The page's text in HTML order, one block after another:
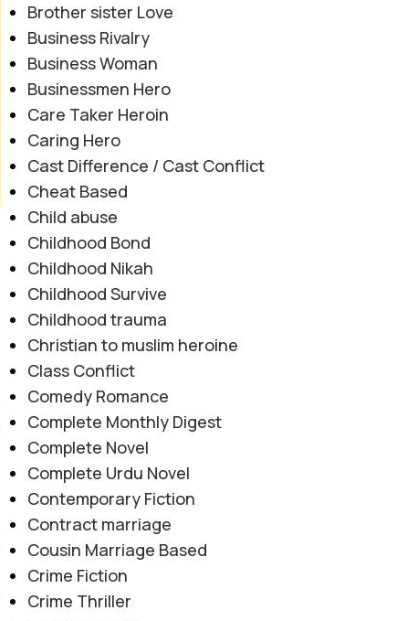
06
AUG
Brother sister Love
Business Rivalry
Business Woman
Businessmen Hero
Care Taker Heroin
Caring Hero
Cast Difference / Cast Conflict
Cheat Based
Child abuse
Childhood Bond
Childhood Nikah
Childhood Survive
Childhood trauma
Christian to muslim heroine
Class Conflict
Comedy Romance
Complete Monthly Digest
Complete Novel
Complete Urdu Novel
Contemporary Fiction
Contract marriage
Cousin Marriage Based
Crime Fiction
Crime Thriller